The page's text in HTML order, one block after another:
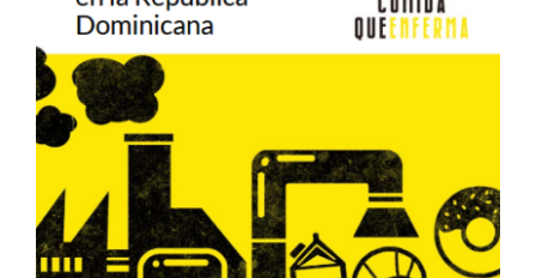
Proponemos eliminar
consumo y promoción de
alimentos insanos en las
escuelas dominicanas